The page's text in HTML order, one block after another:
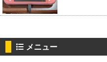
メニュー